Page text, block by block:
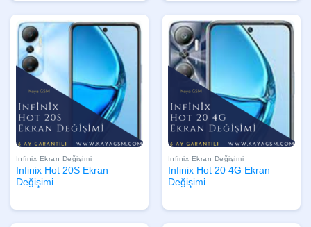
Infinix Ekran Değişimi
Infinix Hot 20S Ekran
Değişimi
Infinix Ekran Değişimi
Infinix Hot 20 4G Ekran
Değişimi